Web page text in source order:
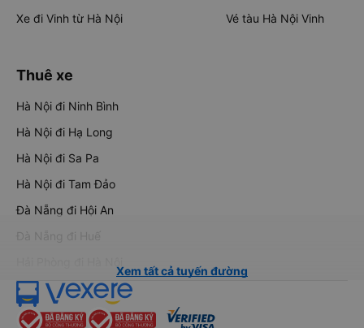
Xe đi Vinh từ Hà Nội
Vé tàu Hà Nội Vinh
Thuê xe
Hà Nội đi Ninh Bình
Hà Nội đi Hạ Long
Hà Nội đi Sa Pa
Hà Nội đi Tam Đảo
Đà Nẵng đi Hội An
Đà Nẵng đi Huế
Xem tất cả tuyến đường